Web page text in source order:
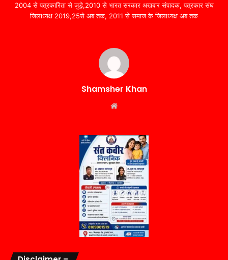
2004 से पत्रकारिता से जुड़े,2010 से भारत सरकार अखबार संपादक, पत्रकार संघ
जिलाध्यक्ष 2019,25से अब तक, 2011 से समाज के जिलाध्यक्ष अब तक
Shamsher Khan